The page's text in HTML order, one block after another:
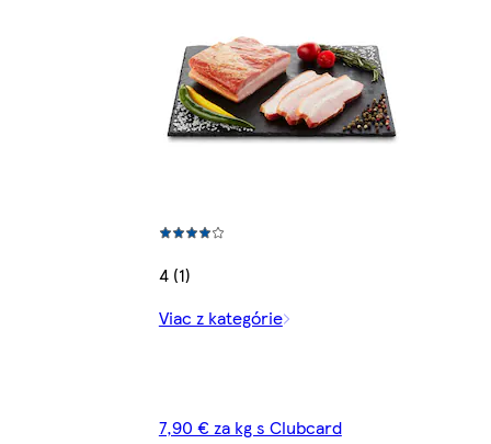
4 (1)
Viac z kategórie
7,90 € za kg s Clubcard